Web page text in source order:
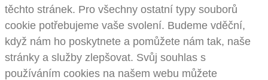
těchto stránek. Pro všechny ostatní typy souborů
cookie potřebujeme vaše svolení. Budeme vděční,
když nám ho poskytnete a pomůžete nám tak, naše
stránky a služby zlepšovat. Svůj souhlas s
používáním cookies na našem webu můžete